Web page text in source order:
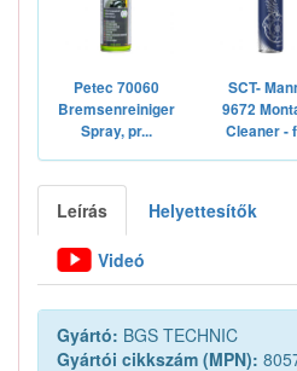
Petec 70060
Bremsenreiniger
Spray, pr...
SCT-
9672
Cleaner -
Leírás Helyettesítők
Videó
Gyártó: BGS TECHNIC
Gyártói cikkszám (MPN):